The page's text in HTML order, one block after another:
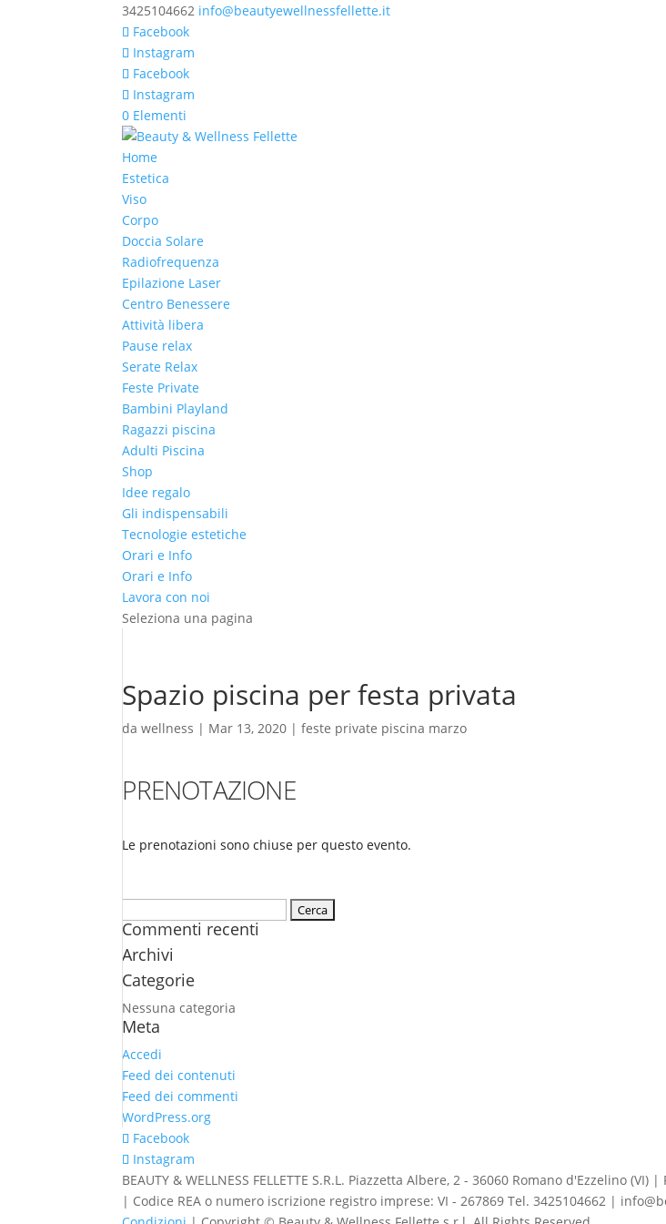
3425104662 info@beautyewellnessfellette.it
Facebook
Instagram
Facebook
Instagram
0 Elementi
Home
Estetica
Viso
Corpo
Doccia Solare
Radiofrequenza
Epilazione Laser
Centro Benessere
Attività libera
Pause relax
Serate Relax
Feste Private
Bambini Playland
Ragazzi piscina
Adulti Piscina
Shop
Idee regalo
Gli indispensabili
Tecnologie estetiche
Orari e Info
Orari e Info
Lavora con noi
Seleziona una pagina
Spazio piscina per festa privata
dawellness | Mar 13, 2020 |feste private piscina marzo
PRENOTAZIONE
Le prenotazioni sono chiuse per questo evento.
per:
Commenti recenti
Archivi
Categorie
Nessuna categoria
Meta
Accedi
Feed dei contenuti
Feed dei commenti
WordPress.org
Facebook
Instagram
BEAUTY & WELLNESS FELLETTE S.R.L. Piazzetta Albere, 2 - 36060 Romano d'Ezzelino
| Codice REA o numero iscrizione registro imprese: VI - 267869 Tel. 3425104662 |